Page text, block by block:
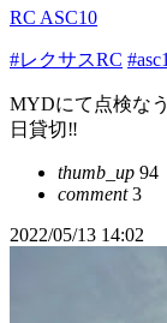
RC ASC10
#レクサスRC
MYDにて点検な
日貸切‼︎
thumb_up 94
comment3
2022/05/13 14:02